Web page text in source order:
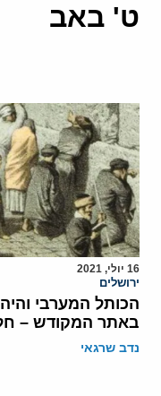
ט' באב
16 יולי, 2021
ירושלים
הכותל המערבי
באתר המקודש –
נדב שרגאי